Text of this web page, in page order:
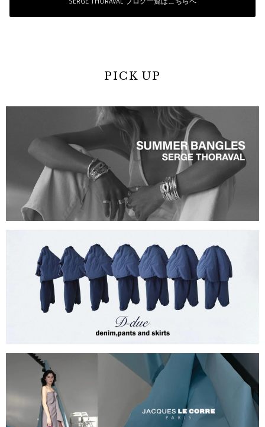
SERGE THORAVAL ブログ一覧はこちらへ
PICK UP